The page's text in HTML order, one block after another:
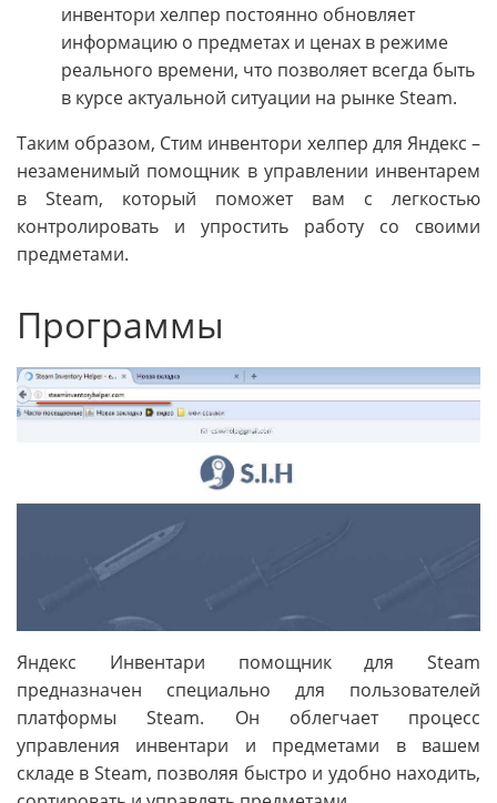
инвентори хелпер постоянно обновляет
информацию о предметах и ценах в режиме
реального времени, что позволяет всегда быть
в курсе актуальной ситуации на рынке Steam.
Таким образом, Стим инвентори хелпер для Яндекс –
незаменимый помощник в управлении инвентарем
в Steam, который поможет вам с легкостью
контролировать и упростить работу со своими
предметами.
Программы
Яндекс Инвентари помощник для Steam
предназначен специально для пользователей
платформы Steam. Он облегчает процесс
управления инвентари и предметами в вашем
складе в Steam, позволяя быстро и удобно находить,